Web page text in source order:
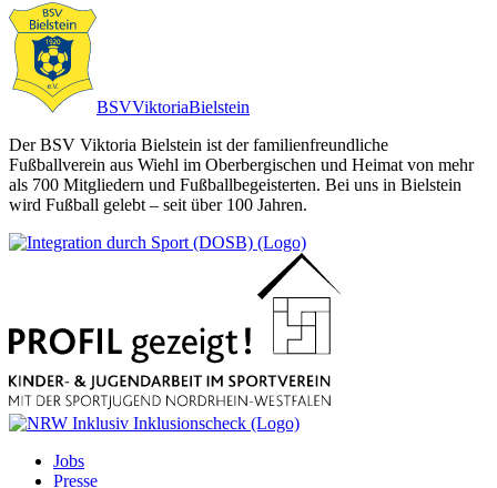
BSVViktoriaBielstein
Der BSV Viktoria Bielstein ist der familienfreundliche
Fußballverein aus Wiehl im Oberbergischen und Heimat von mehr
als 700 Mitgliedern und Fußballbegeisterten. Bei uns in Bielstein
wird Fußball gelebt – seit über 100 Jahren.
Jobs
Presse